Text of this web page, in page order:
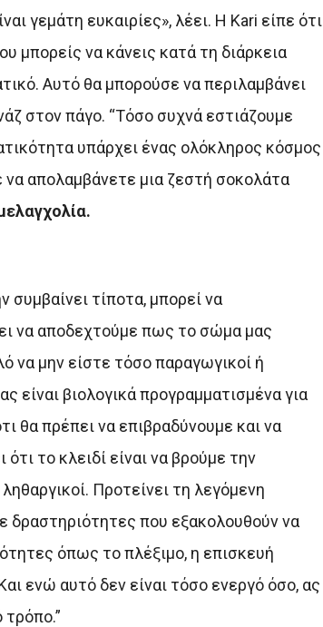
γεμάτη ευκαιρίες», λέει. Η Kari είπε ότι
μπορείς να κάνεις κατά τη διάρκεια
Αυτό θα μπορούσε να περιλαμβάνει
στον πάγο. “Τόσο συχνά εστιάζουμε
υπάρχει ένας ολόκληρος κόσμος
απολαμβάνετε μια ζεστή σοκολάτα
τίποτα, μπορεί να
να αποδεχτούμε πως το σώμα μας
να μην είστε τόσο παραγωγικοί ή
είναι βιολογικά προγραμματισμένα για
θα πρέπει να επιβραδύνουμε και να
το κλειδί είναι να βρούμε την
Προτείνει τη λεγόμενη
δραστηριότητες που εξακολουθούν να
όπως το πλέξιμο, η επισκευή
ενώ αυτό δεν είναι τόσο ενεργό όσο, ας
τρόπο.”